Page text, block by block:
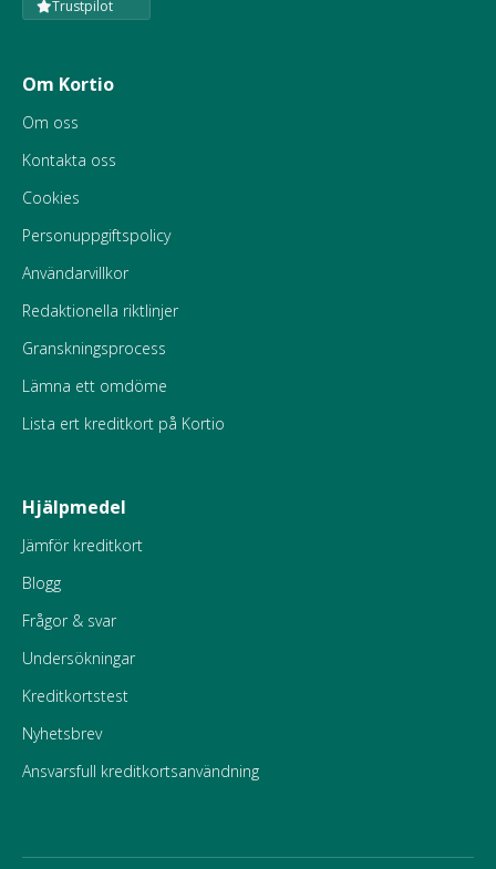
Trustpilot
Om Kortio
Om oss
Kontakta oss
Cookies
Personuppgiftspolicy
Användarvillkor
Redaktionella riktlinjer
Granskningsprocess
Lämna ett omdöme
Lista ert kreditkort på Kortio
Hjälpmedel
Jämför kreditkort
Blogg
Frågor & svar
Undersökningar
Kreditkortstest
Nyhetsbrev
Ansvarsfull kreditkortsanvändning